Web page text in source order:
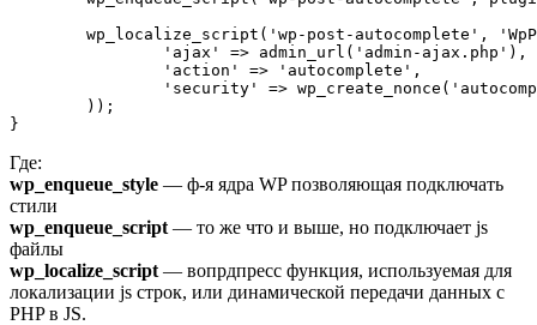
Где:
wp_enqueue_style — ф-я ядра WP позволяющая подключать
стили
wp_enqueue_script — то же что и выше, но подключает js
файлы
wp_localize_script — вопрдпресс функция, используемая для
локализации js строк, или динамической передачи данных с
PHP в JS.